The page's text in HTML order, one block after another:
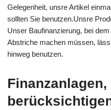
Gelegenheit, unsre Artikel
sollten Sie benutzen.Unsre
Unser Baufinanzierung, bei
Abstriche machen müssen,
hinweg benutzen.
Finanzanlagen,